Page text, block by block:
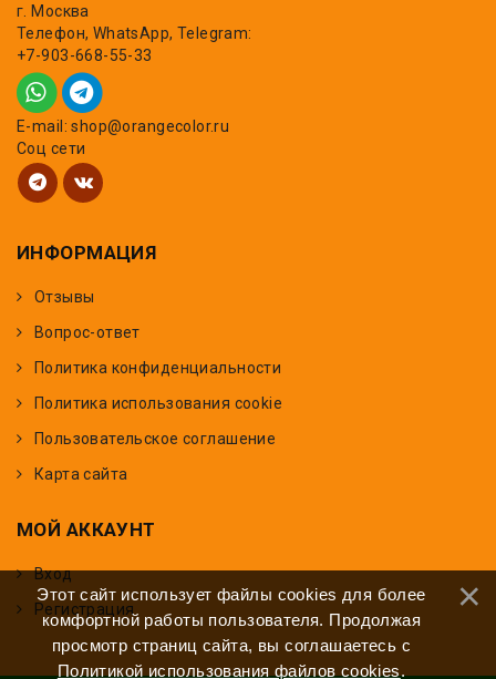
г. Москва
Телефон, WhatsApp, Telegram:
+7-903-668-55-33
E-mail: shop@orangecolor.ru
Соц сети
ИНФОРМАЦИЯ
Отзывы
Вопрос-ответ
Политика конфиденциальности
Политика использования cookie
Пользовательское соглашение
Карта сайта
МОЙ АККАУНТ
Вход
Регистрация
Этот сайт использует файлы cookies для более
комфортной работы пользователя. Продолжая
просмотр страниц сайта, вы соглашаетесь с
Политикой использования файлов cookies.